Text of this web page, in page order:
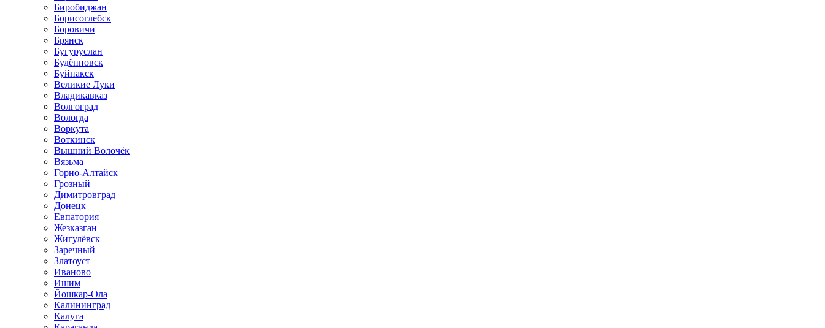
Биробиджан
Борисоглебск
Боровичи
Брянск
Бугуруслан
Будённовск
Буйнакск
Великие Луки
Владикавказ
Волгоград
Вологда
Воркута
Воткинск
Вышний Волочёк
Вязьма
Горно-Алтайск
Грозный
Димитровград
Донецк
Евпатория
Жезказган
Жигулёвск
Заречный
Златоуст
Иваново
Ишим
Йошкар-Ола
Калининград
Калуга